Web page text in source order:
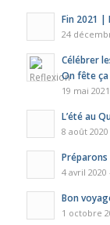
Fin 2021 |
24
Célébrer
On fête
19 mai
L’été au
8 août
Préparons
4 avril
Bon
1 octobre